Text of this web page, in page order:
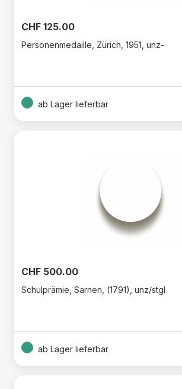
CHF 125.00
Personenmedaille, Zürich, 1951, unz-
ab Lager lieferbar
CHF 500.00
Schulprämie, Sarnen, (1791), unz/stgl
ab Lager lieferbar